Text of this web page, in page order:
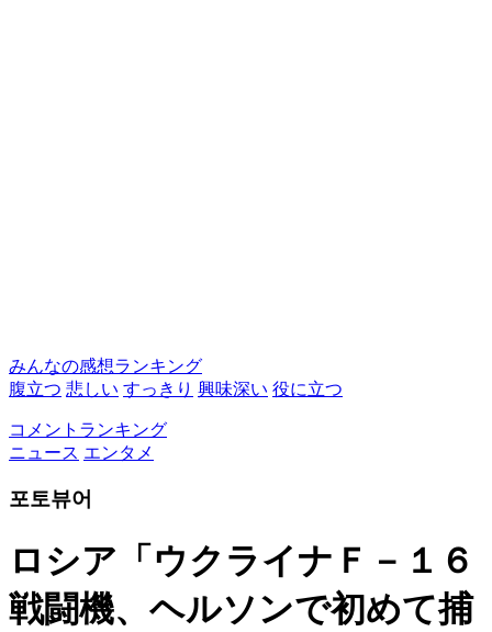
みんなの感想ランキング
腹立つ 悲しい すっきり 興味深い 役に立つ
コメントランキング
ニュース エンタメ
포토뷰어
ロシア「ウクライナＦ－１６
戦闘機、ヘルソンで初めて捕